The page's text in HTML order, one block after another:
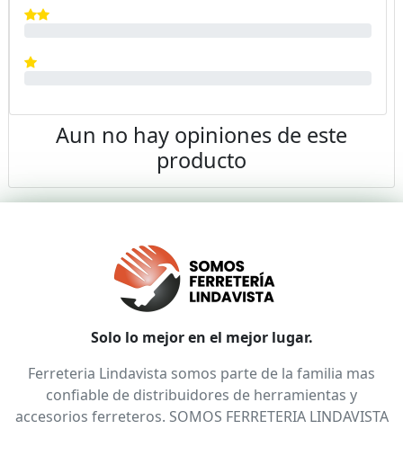
Aun no hay opiniones de este
producto
Solo lo mejor en el mejor lugar.
Ferreteria Lindavista somos parte de la familia mas
confiable de distribuidores de herramientas y
accesorios ferreteros. SOMOS FERRETERIA LINDAVISTA